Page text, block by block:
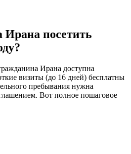
посетить
Ирана доступна
визиты (до 16 дней) бесплатны
пребывания нужна
Вот полное пошаговое